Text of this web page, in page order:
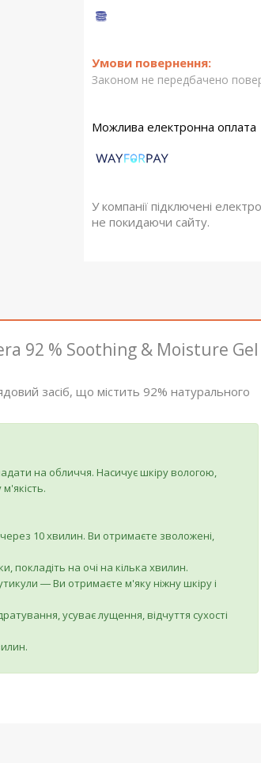
Законом не передбачено
У компанії підключені
не покидаючи сайту.
92 % Soothing & Moisture Gel
засіб, що містить 92% натурального
на обличчя. Насичує шкіру вологою,
10 хвилин. Ви отримаєте зволожені,
покладіть на очі на кілька хвилин.
― Ви отримаєте м'яку ніжну шкіру і
усуває лущення, відчуття сухості